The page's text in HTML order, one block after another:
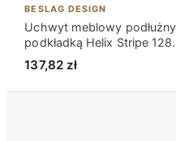
BESLAG DESIGN
Uchwyt meblowy
podkładką Helix Stripe 128
Antyczny brąz
137,82 zł